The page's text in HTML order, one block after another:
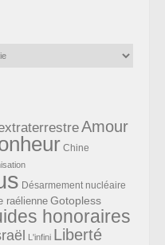
Amour
Chine
Désarmement nucléaire
raélienne Gotopless
honoraires
L'infini Liberté